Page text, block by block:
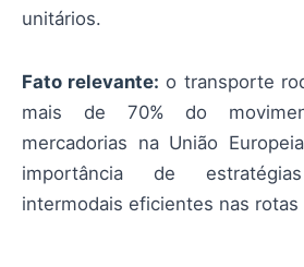
unitários.
Fato relevante: o transporte
mais de 70% do
mercadorias na União
importância de
intermodais eficientes nas rotas